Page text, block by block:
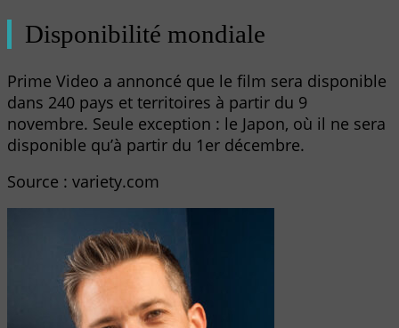
Disponibilité mondiale
Prime Video a annoncé que le film sera disponible
dans 240 pays et territoires à partir du 9
novembre. Seule exception : le Japon, où il ne sera
disponible qu’à partir du 1er décembre.
Source : variety.com